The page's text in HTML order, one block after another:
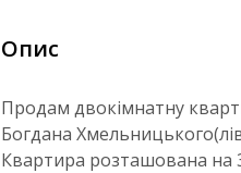
Опис
Продам двокімнатну
Богдана
Квартира розташована на